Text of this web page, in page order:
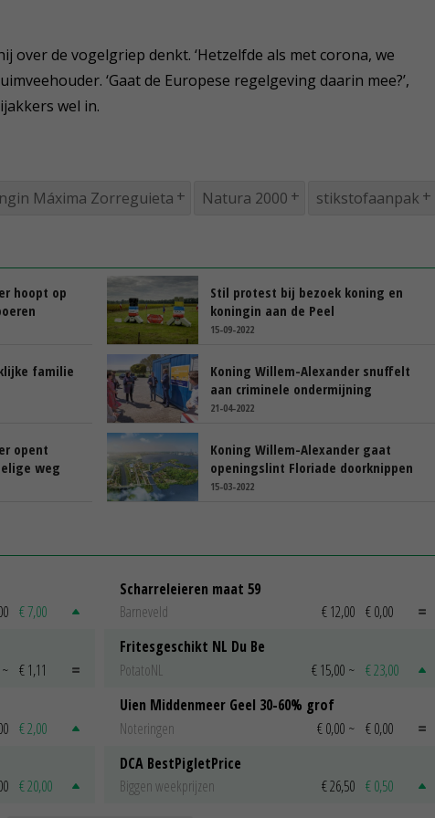
over de vogelgriep denkt. ‘Hetzelfde als met corona, we
‘Gaat de Europese regelgeving daarin mee?’,
wel in.
Máxima Zorreguieta Natura 2000 stikstofaanpak
hoopt op
Stil protest bij bezoek koning en
koningin aan de Peel
15-09-2022
familie
Koning Willem-Alexander snuffelt
aan criminele ondermijning
21-04-2022
opent
weg
Koning Willem-Alexander gaat
openingslint Floriade doorknippen
15-03-2022
€ 7,00
~ € 1,11
€ 2,00
€ 20,00
Scharreleieren maat 59
Barneveld
€ 12,00 € 0,00
Fritesgeschikt NL Du Be
PotatoNL
€ 15,00 ~ € 23,00
Uien Middenmeer Geel 30-60% grof
Noteringen
€ 0,00 ~ € 0,00
DCA BestPigletPrice
Biggen weekprijzen
€ 26,50 € 0,50